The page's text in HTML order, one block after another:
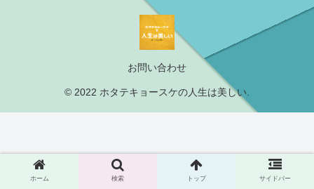
お問い合わせ
© 2022 ホタテキョースケの人生は美しい.
ホーム 検索 トップ サイドバー